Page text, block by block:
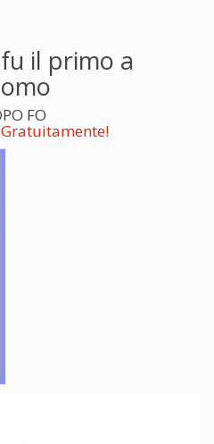
il primo a
FO